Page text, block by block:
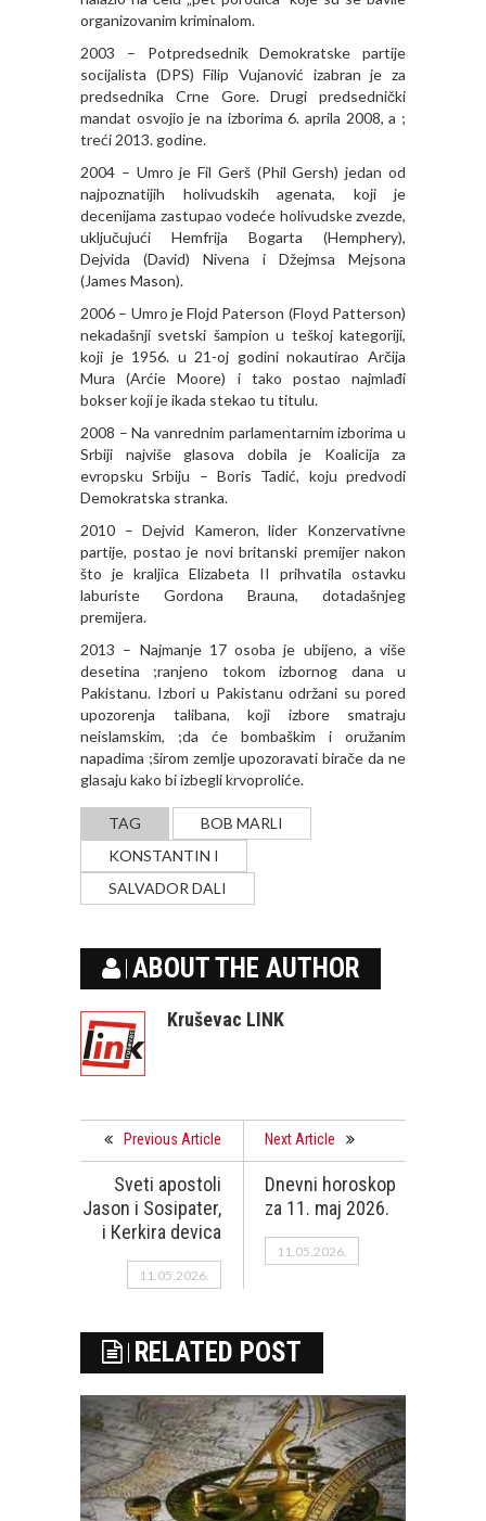
organizovanim kriminalom.
2003 – Potpredsednik Demokratske partije
socijalista (DPS) Filip Vujanović izabran je za
predsednika Crne Gore. Drugi predsednički
mandat osvojio je na izborima 6. aprila 2008, a ;
treći 2013. godine.
2004 – Umro je Fil Gerš (Phil Gersh) jedan od
najpoznatijih holivudskih agenata, koji je
decenijama zastupao vodeće holivudske zvezde,
uključujući Hemfrija Bogarta (Hemphery),
Dejvida (David) Nivena i Džejmsa Mejsona
(James Mason).
2006 – Umro je Flojd Paterson (Floyd Patterson)
nekadašnji svetski šampion u teškoj kategoriji,
koji je 1956. u 21-oj godini nokautirao Arčija
Mura (Arćie Moore) i tako postao najmlađi
bokser koji je ikada stekao tu titulu.
2008 – Na vanrednim parlamentarnim izborima u
Srbiji najviše glasova dobila je Koalicija za
evropsku Srbiju – Boris Tadić, koju predvodi
Demokratska stranka.
2010 – Dejvid Kameron, lider Konzervativne
partije, postao je novi britanski premijer nakon
što je kraljica Elizabeta II prihvatila ostavku
laburiste Gordona Brauna, dotadašnjeg
premijera.
2013 – Najmanje 17 osoba je ubijeno, a više
desetina ;ranjeno tokom izbornog dana u
Pakistanu. Izbori u Pakistanu održani su pored
upozorenja talibana, koji izbore smatraju
neislamskim, ;da će bombaškim i oružanim
napadima ;širom zemlje upozoravati birače da ne
glasaju kako bi izbegli krvoproliće.
TAG
BOB MARLI
KONSTANTIN I
SALVADOR DALI
ABOUT THE AUTHOR
Kruševac LINK
Previous Article
Sveti apostoli
Jason i Sosipater,
i Кerkira devica
11.05.2026.
Next Article
Dnevni horoskop
za 11. maj 2026.
11.05.2026.
RELATED POST